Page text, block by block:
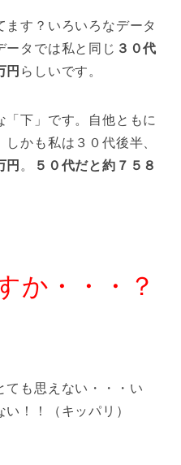
す？いろいろなデータ
ータでは私と同じ ３０代
円 らしいです。
「下」です。自他ともに
かも私は３０代後半、
円 。
５０代だと約７５８
か・・・？
ても思えない・・・い
！！（キッパリ）